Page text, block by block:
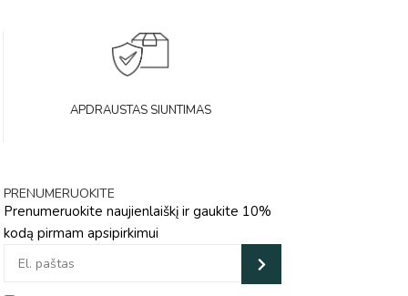
APDRAUSTAS SIUNTIMAS
PRENUMERUOKITE
Prenumeruokite naujienlaiškį ir gaukite 10%
kodą pirmam apsipirkimui